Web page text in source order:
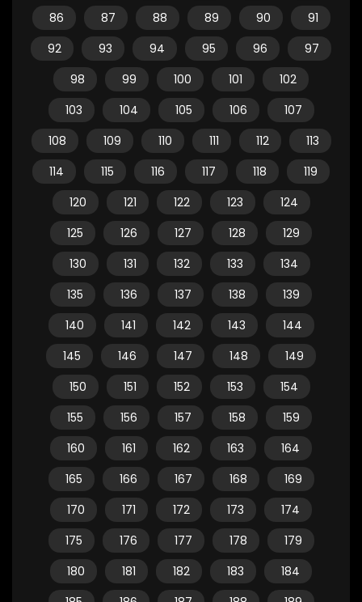
86
87 88 89 90
91
92
93 94 95 96
97
98
99 100 101
102
103
104 105 106
107
108
109 110 111 112
113
114
115 116 117 118
119
120
121 122 123
124
125
126 127 128
129
130
131 132 133
134
135
136 137 138
139
140
141 142 143
144
145
146 147 148
149
150
151 152 153
154
155
156 157 158
159
160
161 162 163
164
165
166 167 168
169
170
171 172 173
174
175
176 177 178
179
180
181 182 183
184